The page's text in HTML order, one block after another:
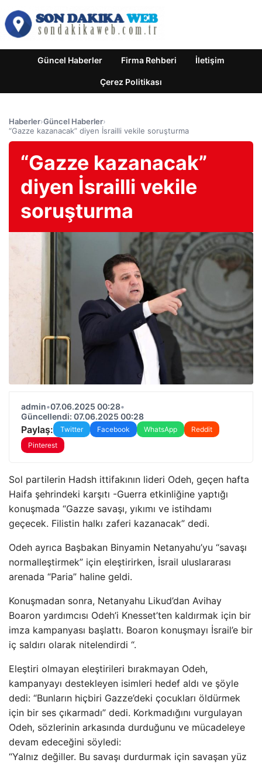
Güncel Haberler Firma Rehberi İletişim
Çerez Politikası
Haberler›Güncel Haberler›
“Gazze kazanacak” diyen İsrailli vekile soruşturma
“Gazze kazanacak”
diyen İsrailli vekile
soruşturma
admin•07.06.2025 00:28•
Güncellendi: 07.06.2025 00:28
Paylaş: Twitter Facebook WhatsApp
Reddit
Pinterest
Sol partilerin Hadsh ittifakının lideri Odeh, geçen hafta
Haifa şehrindeki karşıtı -Guerra etkinliğine yaptığı
konuşmada “Gazze savaşı, yıkımı ve istihdamı
geçecek. Filistin halkı zaferi kazanacak” dedi.
Odeh ayrıca Başbakan Binyamin Netanyahu’yu “savaşı
normalleştirmek” için eleştirirken, İsrail uluslararası
arenada “Paria” haline geldi.
Konuşmadan sonra, Netanyahu Likud’dan Avihay
Boaron yardımcısı Odeh’i Knesset’ten kaldırmak için bir
imza kampanyası başlattı. Boaron konuşmayı İsrail’e bir
iç saldırı olarak nitelendirdi “.
Eleştiri olmayan eleştirileri bırakmayan Odeh,
kampanyayı destekleyen isimleri hedef aldı ve şöyle
dedi: “Bunların hiçbiri Gazze’deki çocukları öldürmek
için bir ses çıkarmadı” dedi. Korkmadığını vurgulayan
Odeh, sözlerinin arkasında durduğunu ve mücadeleye
devam edeceğini söyledi:
“Yalnız değiller. Bu savaşı durdurmak için savaşan yüz